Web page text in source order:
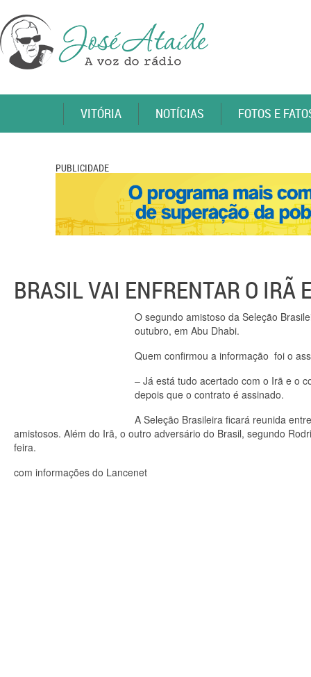
VITÓRIA NOTÍCIAS FOTOS E
PUBLICIDADE
BRASIL VAI ENFRENTAR O IRÃ
O segundo amistoso da Seleção
outubro, em Abu Dhabi.
Quem confirmou a informação foi o
– Já está tudo acertado com o Irã e o
depois que o contrato é assinado.
A Seleção Brasileira ficará reunida
amistosos. Além do Irã, o outro adversário do Brasil, segundo
feira.
com informações do Lancenet